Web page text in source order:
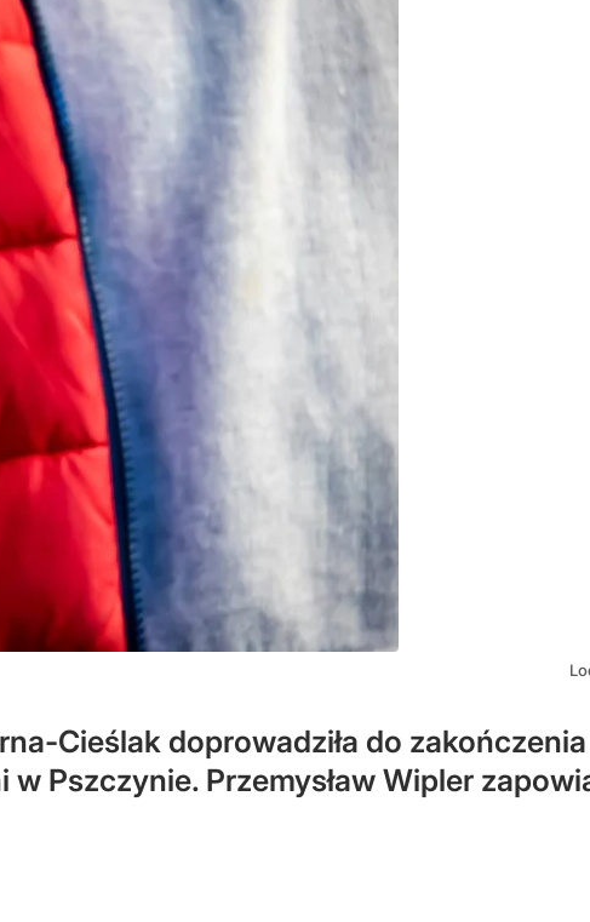
Cieślak doprowadziła do
Pszczynie. Przemysław Wipler